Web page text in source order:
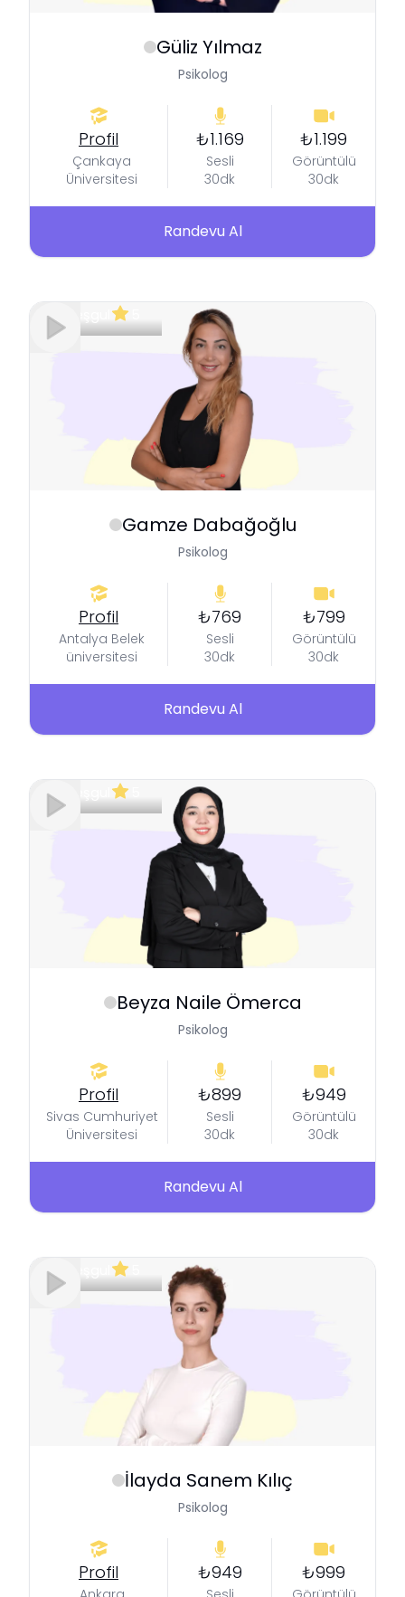
Güliz Yılmaz
Psikolog
Profil
Çankaya
Üniversitesi
₺1.169
Sesli
30dk
₺1.199
Görüntülü
30dk
Randevu Al
Gamze Dabağoğlu
Psikolog
Profil
Antalya Belek
üniversitesi
₺769
Sesli
30dk
₺799
Görüntülü
30dk
Randevu Al
Beyza Naile Ömerca
Psikolog
Profil
Sivas Cumhuriyet
Üniversitesi
₺899
Sesli
30dk
₺949
Görüntülü
30dk
Randevu Al
İlayda Sanem Kılıç
Psikolog
Profil ₺949 ₺999